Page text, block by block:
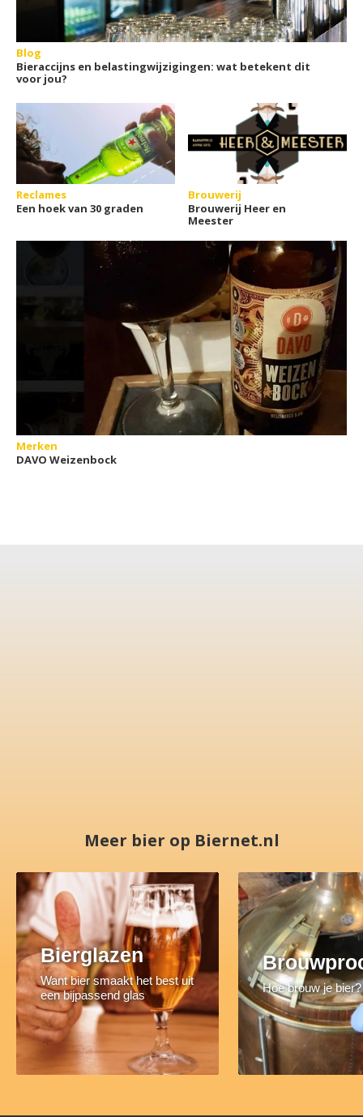
Blog
Bieraccijns en belastingwijzigingen: wat betekent dit
voor jou?
Reclames
Een hoek van 30 graden
Brouwerij
Brouwerij Heer en
Meester
Merken
DAVO Weizenbock
Meer bier op Biernet.nl
Bierglazen
Want bier smaakt het best uit
een bijpassend glas
Hoe brouw je bier?